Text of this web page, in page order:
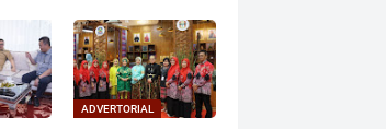
ADVERTORIAL